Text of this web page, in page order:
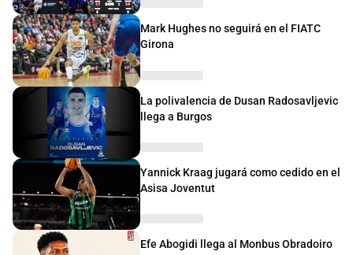
Mark Hughes no seguirá en el FIATC
Girona
La polivalencia de Dusan Radosavljevic
llega a Burgos
Yannick Kraag jugará como cedido en el
Asisa Joventut
Efe Abogidi llega al Monbus Obradoiro